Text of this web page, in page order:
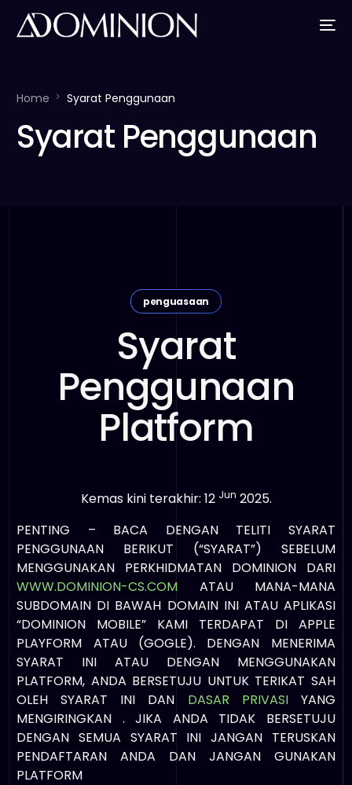
Home Syarat Penggunaan
Syarat Penggunaan
penguasaan
Syarat
Penggunaan
Platform
Kemas kini terakhir: 12 Jun 2025.
PENTING – BACA DENGAN TELITI SYARAT
PENGGUNAAN BERIKUT (“SYARAT”) SEBELUM
MENGGUNAKAN PERKHIDMATAN DOMINION DARI
WWW.DOMINION-CS.COM ATAU MANA-MANA
SUBDOMAIN DI BAWAH DOMAIN INI ATAU APLIKASI
“DOMINION MOBILE” KAMI TERDAPAT DI APPLE
PLAYFORM ATAU (GOGLE). DENGAN MENERIMA
SYARAT INI ATAU DENGAN MENGGUNAKAN
PLATFORM, ANDA BERSETUJU UNTUK TERIKAT SAH
OLEH SYARAT INI DAN DASAR PRIVASIYANG
MENGIRINGKAN . JIKA ANDA TIDAK BERSETUJU
DENGAN SEMUA SYARAT INI JANGAN TERUSKAN
PENDAFTARAN ANDA DAN JANGAN GUNAKAN
PLATFORM